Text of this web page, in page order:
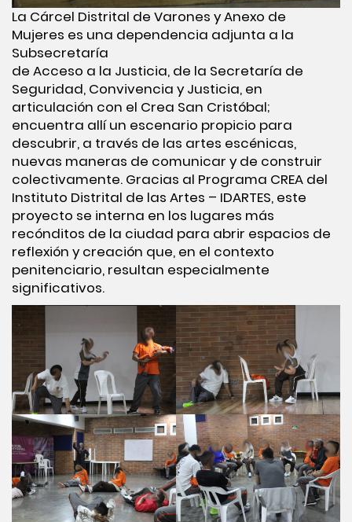
La Cárcel Distrital de Varones y Anexo de
Mujeres es una dependencia adjunta a la
Subsecretaría
de Acceso a la Justicia, de la Secretaría de
Seguridad, Convivencia y Justicia, en
articulación con el Crea San Cristóbal;
encuentra allí un escenario propicio para
descubrir, a través de las artes escénicas,
nuevas maneras de comunicar y de construir
colectivamente. Gracias al Programa CREA del
Instituto Distrital de las Artes – IDARTES, este
proyecto se interna en los lugares más
recónditos de la ciudad para abrir espacios de
reflexión y creación que, en el contexto
penitenciario, resultan especialmente
significativos.